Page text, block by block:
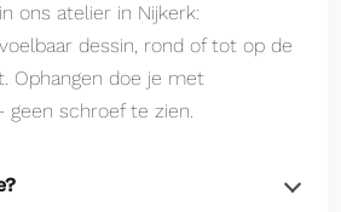
ons atelier in Nijkerk:
dessin, rond of tot op de
Ophangen doe je met
schroef te zien.